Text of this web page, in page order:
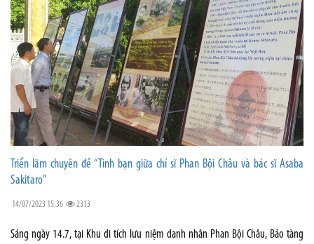
Triển lãm chuyên đề “Tình bạn giữa chí sĩ Phan Bội Châu và bác sĩ Asaba
Sakitaro”
14/07/2023 15:36 2313
Sáng ngày 14.7, tại Khu di tích lưu niệm danh nhân Phan Bội Châu, Bảo tàng